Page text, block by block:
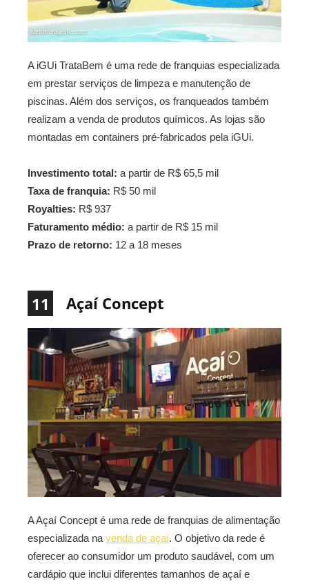
A iGUi TrataBem é uma rede de franquias especializada
em prestar serviços de limpeza e manutenção de
piscinas. Além dos serviços, os franqueados também
realizam a venda de produtos químicos. As lojas são
montadas em containers pré-fabricados pela iGUi.
Investimento total: a partir de R$ 65,5 mil
Taxa de franquia: R$ 50 mil
Royalties: R$ 937
Faturamento médio: a partir de R$ 15 mil
Prazo de retorno: 12 a 18 meses
11 Açaí Concept
A Açaí Concept é uma rede de franquias de alimentação
especializada na venda de açaí. O objetivo da rede é
oferecer ao consumidor um produto saudável, com um
cardápio que inclui diferentes tamanhos de açaí e